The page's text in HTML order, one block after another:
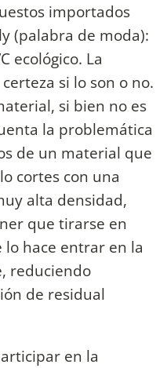
importados
(palabra de moda):
ecológico. La
si lo son o no.
si bien no es
la problemática
de un material que
cortes con una
alta densidad,
que tirarse en
lo hace entrar en la
reduciendo
de residual
en la